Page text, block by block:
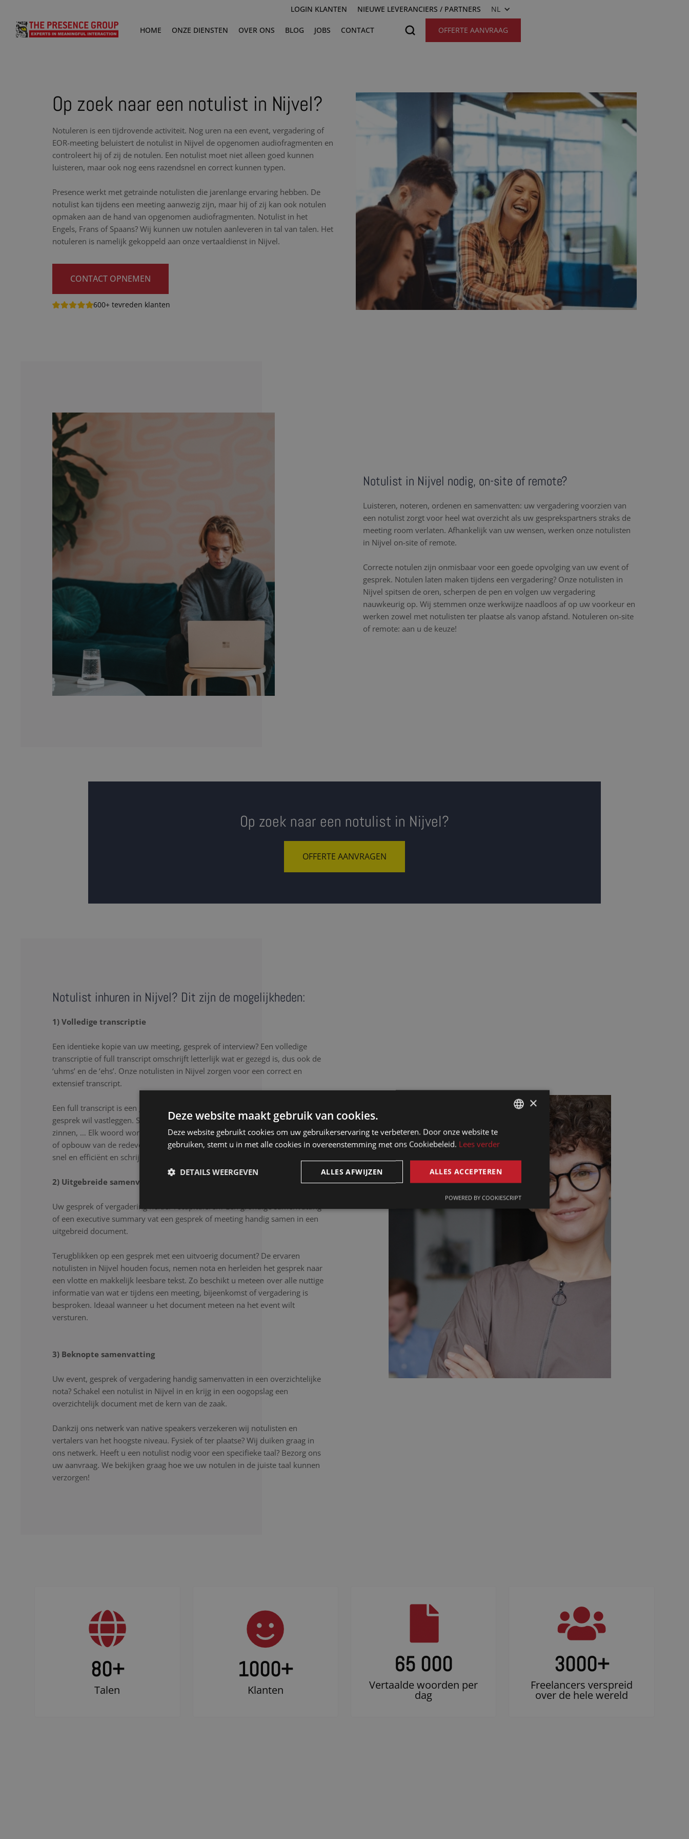
LOGIN KLANTEN NIEUWE LEVERANCIERS / PARTNERS NL
HOME ONZE DIENSTEN OVER ONS BLOG JOBS CONTACT OFFERTE AANVRAAG
Op zoek naar een notulist in Nijvel?
Notuleren is een tijdrovende activiteit. Nog uren na een event, vergadering of
EOR-meeting beluistert de notulist in Nijvel de opgenomen audiofragmenten en
controleert hij of zij de notulen. Een notulist moet niet alleen goed kunnen
luisteren, maar ook nog eens razendsnel en correct kunnen typen.
Presence werkt met getrainde notulisten die jarenlange ervaring hebben. De
notulist kan tijdens een meeting aanwezig zijn, maar hij of zij kan ook notulen
opmaken aan de hand van opgenomen audiofragmenten. Notulist in het
Engels, Frans of Spaans? Wij kunnen uw notulen aanleveren in tal van talen. Het
notuleren is namelijk gekoppeld aan onze vertaaldienst in Nijvel.
CONTACT OPNEMEN
600+ tevreden klanten
Notulist in Nijvel nodig, on-site of remote?
Luisteren, noteren, ordenen en samenvatten: uw vergadering voorzien van
een notulist zorgt voor heel wat overzicht als uw gesprekspartners straks de
meeting room verlaten. Afhankelijk van uw wensen, werken onze notulisten
in Nijvel on-site of remote.
Correcte notulen zijn onmisbaar voor een goede opvolging van uw event of
gesprek. Notulen laten maken tijdens een vergadering? Onze notulisten in
Nijvel spitsen de oren, scherpen de pen en volgen uw vergadering
nauwkeurig op. Wij stemmen onze werkwijze naadloos af op uw voorkeur en
werken zowel met notulisten ter plaatse als vanop afstand. Notuleren on-site
of remote: aan u de keuze!
Op zoek naar een notulist in Nijvel?
OFFERTE AANVRAGEN
Notulist inhuren in Nijvel? Dit zijn de mogelijkheden:
1) Volledige transcriptie
Een identieke kopie van uw meeting, gesprek of interview? Een volledige
transcriptie of full transcript omschrijft letterlijk wat er gezegd is, dus ook de
‘uhms’ en de ‘ehs’. Onze notulisten in Nijvel zorgen voor een correct en
extensief transcript.
Een full transcript is een goede oplossing als u letterlijk elk detail van het
gesprek wil vastleggen. Stopwoorden, herhalingen, spreektaal of afgebroken
zinnen, … Elk woord wordt nauwkeurig genoteerd, ongeacht de samenhang
of opbouw van de redevoering. Onze notulisten luisteren aandachtig, werken
snel en efficiënt en schrijven uw gesprek letter voor letter uit.
2) Uitgebreide samenvatting
Uw gesprek of vergadering helder recapituleren? Een grondige samenvatting
of een executive summary vat een gesprek of meeting handig samen in een
uitgebreid document.
Terugblikken op een gesprek met een uitvoerig document? De ervaren
notulisten in Nijvel houden focus, nemen nota en herleiden het gesprek naar
een vlotte en makkelijk leesbare tekst. Zo beschikt u meteen over alle nuttige
informatie van wat er tijdens een meeting, bijeenkomst of vergadering is
besproken. Ideaal wanneer u het document meteen na het event wilt
versturen.
3) Beknopte samenvatting
Uw event, gesprek of vergadering handig samenvatten in een overzichtelijke
nota? Schakel een notulist in Nijvel in en krijg in een oogopslag een
overzichtelijk document met de kern van de zaak.
Dankzij ons netwerk van native speakers verzekeren wij notulisten en
vertalers van het hoogste niveau. Fysiek of ter plaatse? Wij duiken graag in
ons netwerk. Heeft u een notulist nodig voor een specifieke taal? Bezorg ons
uw aanvraag. We bekijken graag hoe we uw notulen in de juiste taal kunnen
verzorgen!
80+
Talen
1000+
Klanten
65 000
Vertaalde woorden per
dag
3000+
Freelancers verspreid
over de hele wereld
FRENCH
ENGLISH
×
Deze website maakt gebruik van cookies.
Deze website gebruikt cookies om uw gebruikerservaring te verbeteren. Door onze website te
gebruiken, stemt u in met alle cookies in overeenstemming met ons Cookiebeleid. Lees verder
ALLES ACCEPTEREN
ALLES AFWIJZEN
DETAILS WEERGEVEN
POWERED BY COOKIESCRIPT